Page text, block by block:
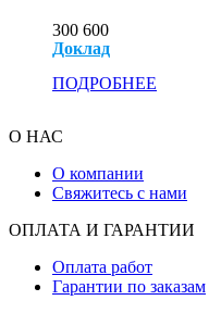
300 600
Доклад
ПОДРОБНЕЕ
О НАС
О компании
Свяжитесь с нами
ОПЛАТА И ГАРАНТИИ
Оплата работ
Гарантии по заказам